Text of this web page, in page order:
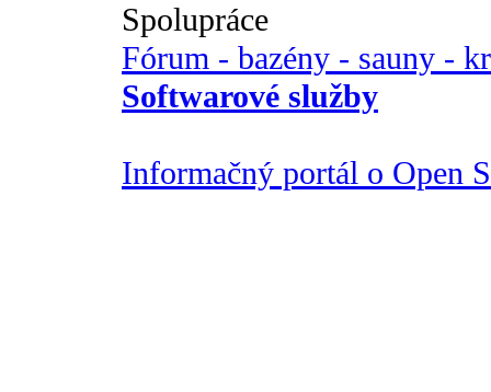
Spolupráce
Fórum - bazény - sauny -
Softwarové služby
Informačný portál o Open